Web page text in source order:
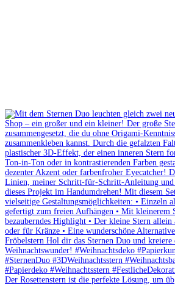
Der Rosettenstern ist die perfekte Lösung, um üb